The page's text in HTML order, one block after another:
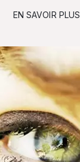
EN SAVOIR PLUS